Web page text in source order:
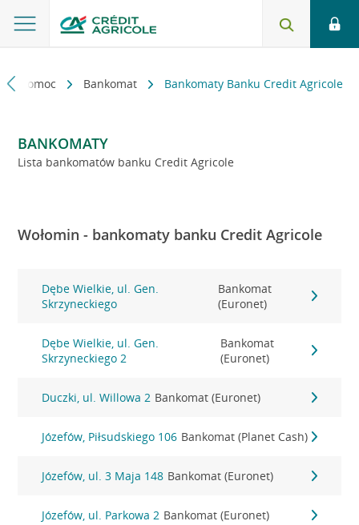
i pomoc Bankomat Bankomaty Banku Credit Agricole
BANKOMATY
Lista bankomatów banku Credit Agricole
Wołomin - bankomaty banku Credit Agricole
Dębe Wielkie, ul. Gen.
Skrzyneckiego
Bankomat
(Euronet)
Dębe Wielkie, ul. Gen.
Skrzyneckiego 2
Bankomat
(Euronet)
Duczki, ul. Willowa 2 Bankomat (Euronet)
Józefów, Piłsudskiego 106 Bankomat (Planet Cash)
Józefów, ul. 3 Maja 148 Bankomat (Euronet)
Józefów, ul. Parkowa 2 Bankomat (Euronet)